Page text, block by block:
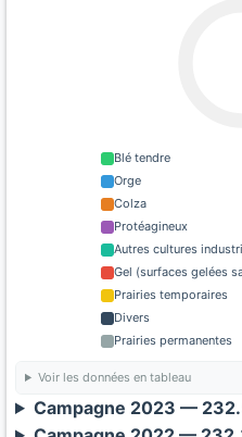
Blé tendre
Orge
Colza
Protéagineux
Autres cultures
Gel (surfaces gelées
Prairies temporaires
Divers
Prairies permanentes
Voir les données en tableau
Campagne 2023 —